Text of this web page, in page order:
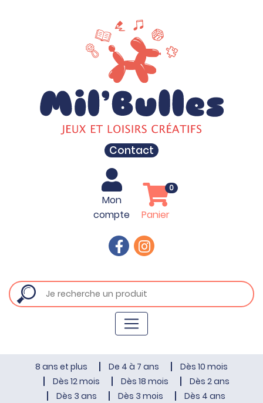
Contact
Mon
compte
Panier
0
8 ans et plus De 4 à 7 ans
Dès 10 mois
Dès 12 mois
Dès 18 mois
Dès 2 ans
Dès 3 ans
Dès 3 mois
Dès 4 ans